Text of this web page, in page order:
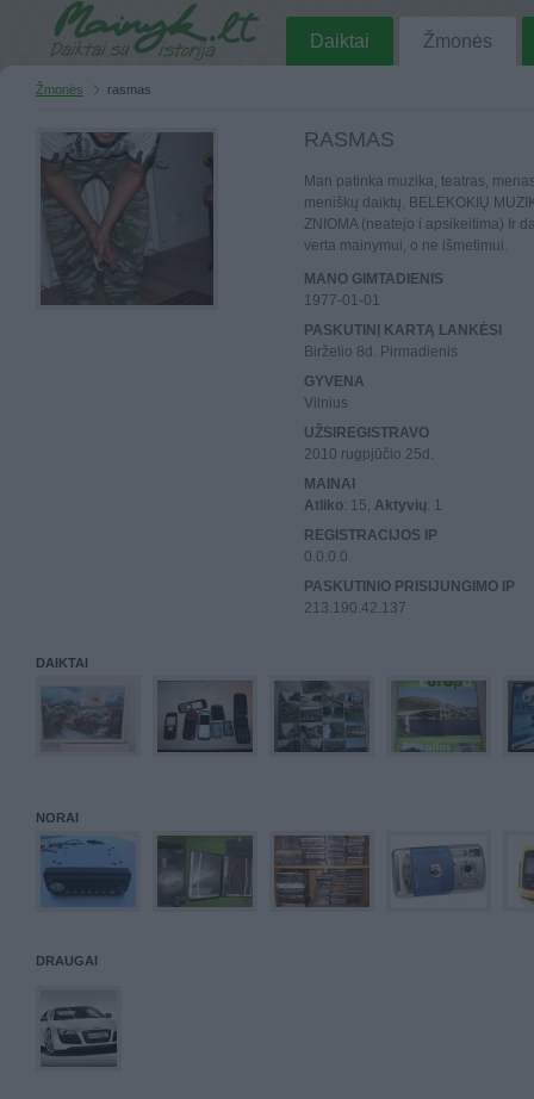
Daiktai Žmonės
Žmonės rasmas
RASMAS
Man patinka muzika, teatras,
meniškų daiktų, BELEKOKIŲ
ZNIOMA (neatejo i apsikeitima) Ir
verta mainymui, o ne išmetimui.
MANO GIMTADIENIS
1977-01-01
PASKUTINĮ KARTĄ LANKĖSI
Birželio 8d. Pirmadienis
GYVENA
Vilnius
UŽSIREGISTRAVO
2010 rugpjūčio 25d.
MAINAI
Atliko: 15, Aktyvių: 1
REGISTRACIJOS IP
0.0.0.0
PASKUTINIO PRISIJUNGIMO IP
213.190.42.137
DAIKTAI
NORAI
DRAUGAI